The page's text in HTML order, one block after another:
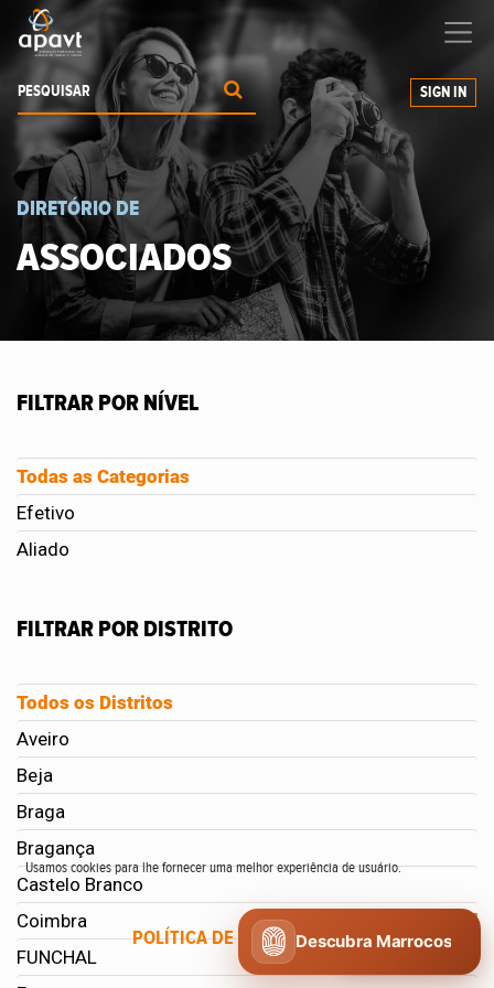
a expandir os seus negócios
SIGN IN
DIRETÓRIO DE
ASSOCIADOS
FILTRAR POR NÍVEL
Todas as Categorias
Efetivo
Aliado
FILTRAR POR DISTRITO
Todos os Distritos
Aveiro
Beja
Braga
Bragança
Castelo Branco
Coimbra
FUNCHAL
Usamos cookies para lhe fornecer uma melhor experiência de usuário.
POLÍTICA DE COOKIES CONCORDO
Descubra Marrocos